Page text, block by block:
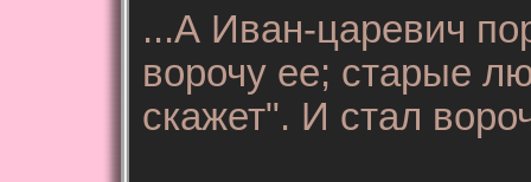
...А Иван-царевич
ворочу ее; старые
скажет". И стал